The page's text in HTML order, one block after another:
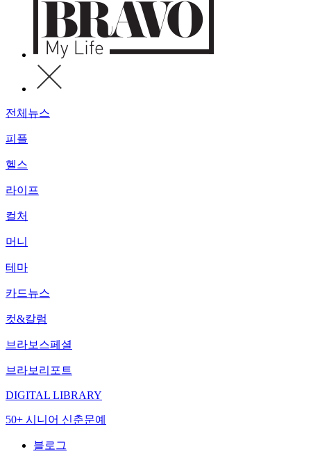
전체뉴스
피플
헬스
라이프
컬처
머니
테마
카드뉴스
컷&칼럼
브라보스페셜
브라보리포트
DIGITAL LIBRARY
50+ 시니어 신춘문예
블로그